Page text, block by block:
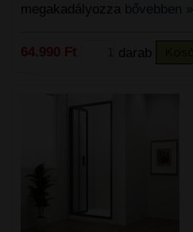
megakadályozza bővebben »
64.990 Ft darab